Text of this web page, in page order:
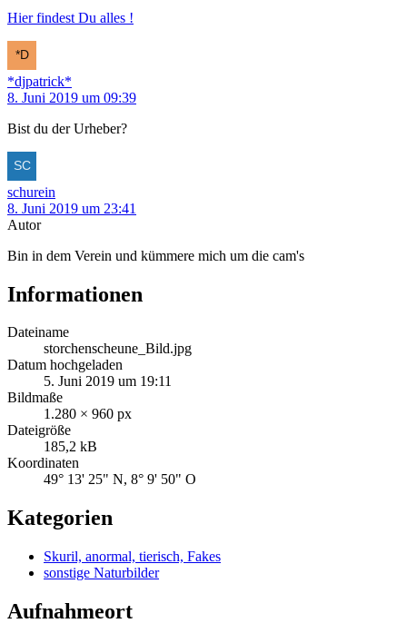
Hier findest Du alles !
*djpatrick*
8. Juni 2019 um 09:39
Bist du der Urheber?
schurein
8. Juni 2019 um 23:41
Autor
Bin in dem Verein und kümmere mich um die cam's
Informationen
Dateiname
storchenscheune_Bild.jpg
Datum hochgeladen
5. Juni 2019 um 19:11
Bildmaße
1.280 × 960 px
Dateigröße
185,2 kB
Koordinaten
49° 13' 25" N, 8° 9' 50" O
Kategorien
Skuril, anormal, tierisch, Fakes
sonstige Naturbilder
Aufnahmeort